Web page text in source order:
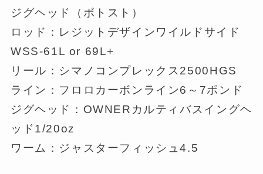
ジグヘッド（ボトスト）
ロッド：レジットデザインワイルドサイド
WSS-61L or 69L+
リール：シマノコンプレックス2500HGS
ライン：フロロカーボンライン6～7ポンド
ジグヘッド：OWNERカルティバスイングヘ
ッド1/20oz
ワーム：ジャスターフィッシュ4.5